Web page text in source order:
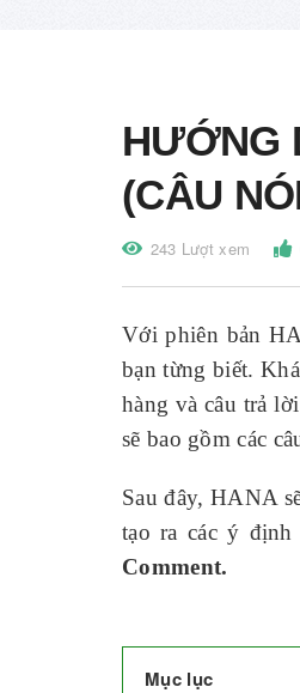
HƯỚNG
(CÂU
243 Lượt xem
Với phiên bản
bạn từng biết.
hàng và câu trả
sẽ bao gồm các
Sau đây, HANA
tạo ra các ý
Comment.
Mục lục